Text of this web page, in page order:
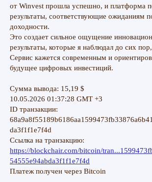
от Winvest прошла успешно, и платформа
результаты, соответствующие ожиданиям
доходности.
Это создает сильное ощущение
результаты, которые я наблюдал до сих
Сервис кажется современным и
будущее цифровых инвестиций.
Сумма вывода: 15,19 $
10.05.2026 01:37:28 GMT +3
ID транзакции:
da3f1f1e7f4d
Ссылка на транзакцию:
https://blockchair.com/bitcoin/
54555e94abda3f1f1e7f4d
Платеж получен через Bitcoin